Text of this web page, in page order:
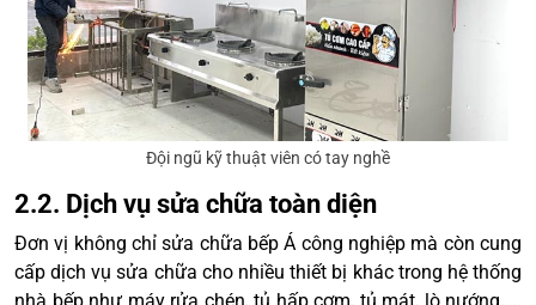
Đội ngũ kỹ thuật viên có tay nghề
2.2. Dịch vụ sửa chữa toàn diện
Đơn vị không chỉ sửa chữa bếp Á công nghiệp mà còn cung
cấp dịch vụ sửa chữa cho nhiều thiết bị khác trong hệ thống